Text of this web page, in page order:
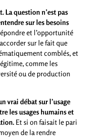
La question n’est pas
sur les besoins
et l’opportunité
sur le fait que
comblés, et
comme les
ou de production
vrai débat sur l’usage
les usages humains et
Et si on faisait le pari
de la rendre